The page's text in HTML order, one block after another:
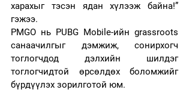
харахыг тэсэн ядан хүлээж байна!”
гэжээ.
PMGO нь PUBG Mobile-ийн grassroots
санаачилгыг дэмжиж, сонирхогч
тоглогчдод дэлхийн шилдэг
тоглогчидтой өрсөлдөх боломжийг
бүрдүүлэх зорилготой юм.